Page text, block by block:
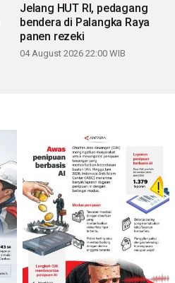
Jelang HUT RI, pedagang
bendera di Palangka Raya
panen rezeki
04 August 2026 22:00 WIB